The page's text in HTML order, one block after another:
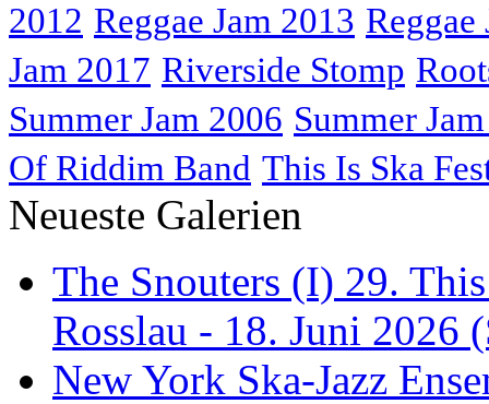
2012 Reggae Jam 2013 Reggae
Jam 2017 Riverside Stomp
Summer Jam 2006 Summer
Of Riddim Band This Is Ska
Neueste Galerien
The Snouters (I) 29.
Rosslau - 18. Juni 2026
New York Ska-Jazz